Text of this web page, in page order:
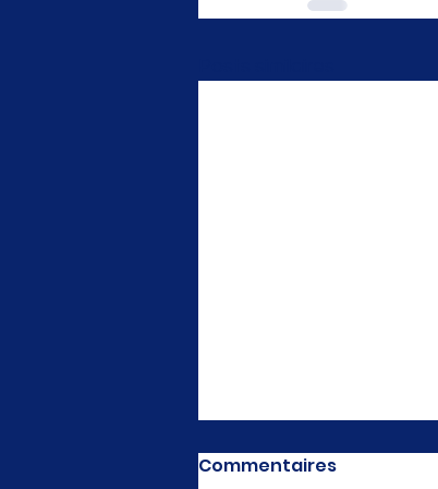
Commentaires